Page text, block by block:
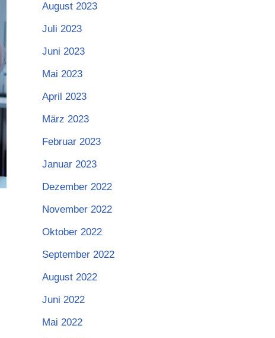
August 2023
Juli 2023
Juni 2023
Mai 2023
April 2023
März 2023
Februar 2023
Januar 2023
Dezember 2022
November 2022
Oktober 2022
September 2022
August 2022
Juni 2022
Mai 2022